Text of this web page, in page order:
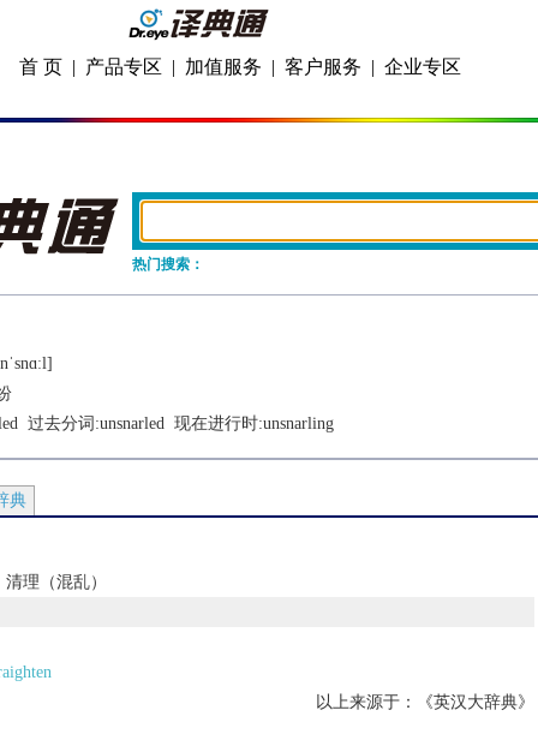
首 页 | 产品专区 | 加值服务 | 客户服务 | 企业专区
热门搜索：
过去分词:unsnarled 现在进行时:unsnarling
典
理（混乱）
以上来源于：《英汉大辞典》